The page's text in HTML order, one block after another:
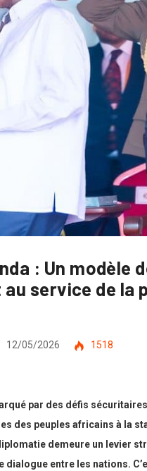
: Un modèle
service de la
12/05/2026
1518
par des défis
des peuples africains à la
demeure un levier
dialogue entre les nations.